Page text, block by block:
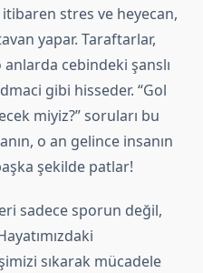
stres ve heyecan,
yapar. Taraftarlar,
anlarda cebindeki şanslı
gibi hisseder. “Gol
miyiz?” soruları bu
o an gelince insanın
şekilde patlar!
sadece sporun değil,
sıkarak mücadele